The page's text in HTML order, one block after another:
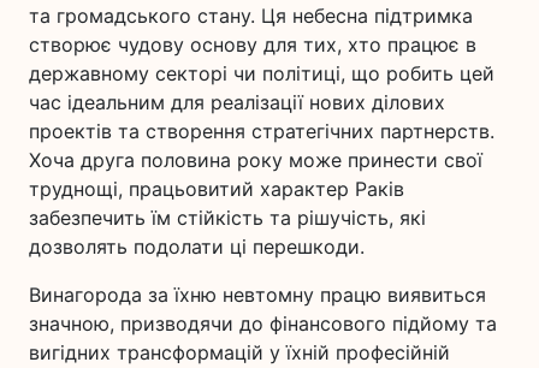
та громадського стану. Ця небесна підтримка
створює чудову основу для тих, хто працює в
державному секторі чи політиці, що робить цей
час ідеальним для реалізації нових ділових
проектів та створення стратегічних партнерств.
Хоча друга половина року може принести свої
труднощі, працьовитий характер Раків
забезпечить їм стійкість та рішучість, які
дозволять подолати ці перешкоди.
Винагорода за їхню невтомну працю виявиться
значною, призводячи до фінансового підйому та
вигідних трансформацій у їхній професійній